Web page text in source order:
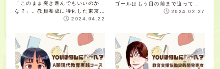
「このまま突き進んでもいいのか
な？」。教員養成に特化した東京…
2024.04.22
ゴールはもう目の前まで迫って…
2024.02.27